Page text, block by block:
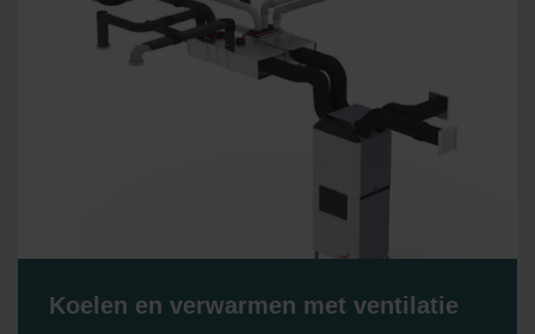
Koelen en verwarmen met ventilatie